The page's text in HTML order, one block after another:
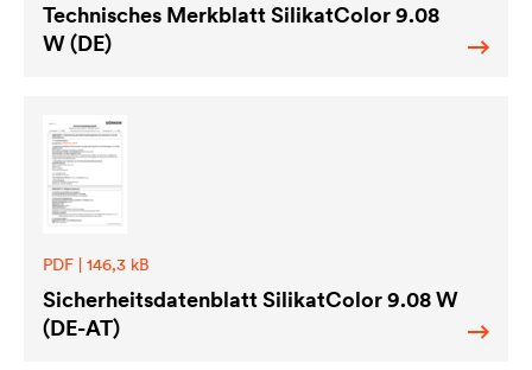
Technisches Merkblatt SilikatColor 9.08
W (DE)
PDF | 146,3 kB
Sicherheitsdatenblatt SilikatColor 9.08 W
(DE-AT)